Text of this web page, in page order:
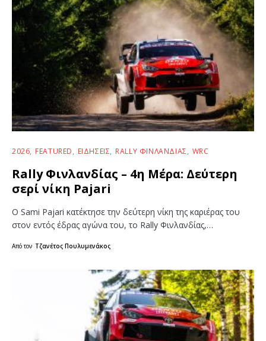
2026 FEATURED ΕΙΔΉΣΕΙΣ RALLY ΦΙΝΛΑΝΔΊΑΣ WRC
Rally Φινλανδίας – 4η Μέρα: Δεύτερη
σερί νίκη Pajari
Ο Sami Pajari κατέκτησε την δεύτερη νίκη της καριέρας του
στον εντός έδρας αγώνα του, το Rally Φινλανδίας,…
Από τον Τζανέτος Πουλυμενάκος